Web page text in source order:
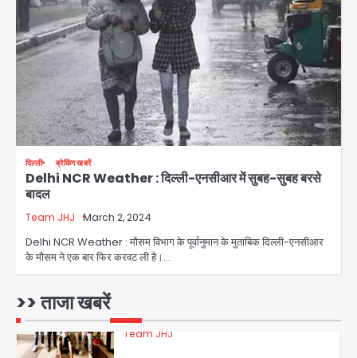
दिल्ली ब्रेकिंग खबरें
Delhi NCR Weather : दिल्ली-एनसीआर में सुबह-सुबह बरसे
बादल
Team JHJ March 2, 2024
Delhi NCR Weather : मौसम विभाग के पूर्वानुमान के मुताबिक दिल्ली-एनसीआर
के मौसम ने एक बार फिर करवट ली है।…
>> ताजा खबरें
3
28 साल बाद कानून के शिकंजे में आया हत्या का
फरार आरोपी
Team JHJ
के हत्थे
Team JHJ